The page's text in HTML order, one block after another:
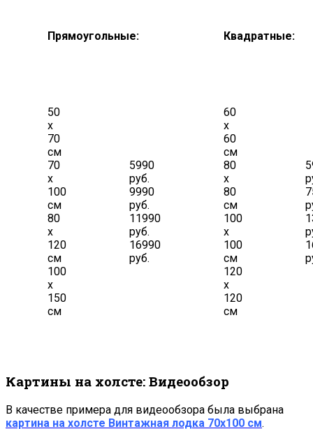
Прямоугольные: Квадратные:
50
х
70
см
70
х
100
см
80
х
120
см
100
х
150
см
5990
руб.
9990
руб.
11990
руб.
16990
руб.
60
х
60
см
80
х
80
см
100
х
100
см
120
х
120
см
Картины на холсте: Видеообзор
В качестве примера для видеообзора была выбрана
картина на холсте Винтажная лодка 70х100 см.